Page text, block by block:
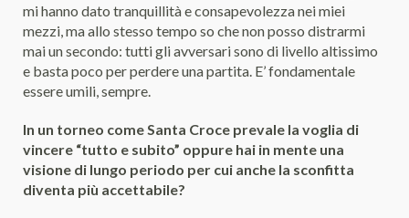
mi hanno dato tranquillità e consapevolezza nei miei
mezzi, ma allo stesso tempo so che non posso distrarmi
mai un secondo: tutti gli avversari sono di livello altissimo
e basta poco per perdere una partita. E’ fondamentale
essere umili, sempre.
In un torneo come Santa Croce prevale la voglia di
vincere “tutto e subito” oppure hai in mente una
visione di lungo periodo per cui anche la sconfitta
diventa più accettabile?